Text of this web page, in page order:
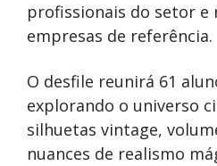
profissionais do setor e
empresas de referência.
O desfile reunirá 61
explorando o universo
silhuetas vintage,
nuances de realismo